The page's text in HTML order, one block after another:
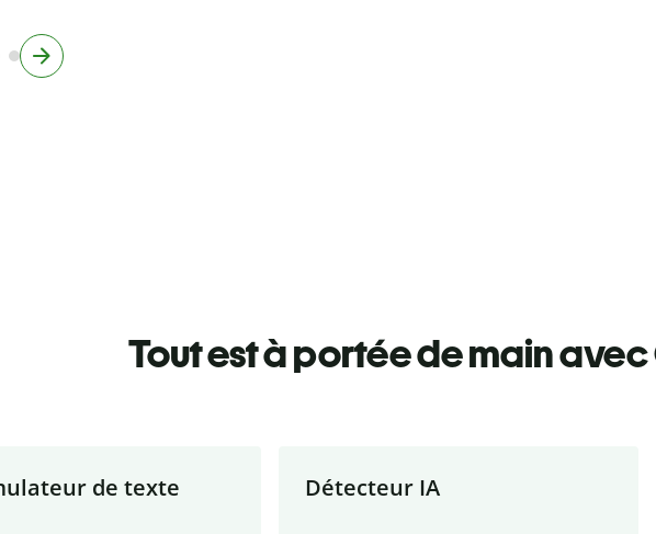
Tout est à portée de main
de texte Détecteur IA